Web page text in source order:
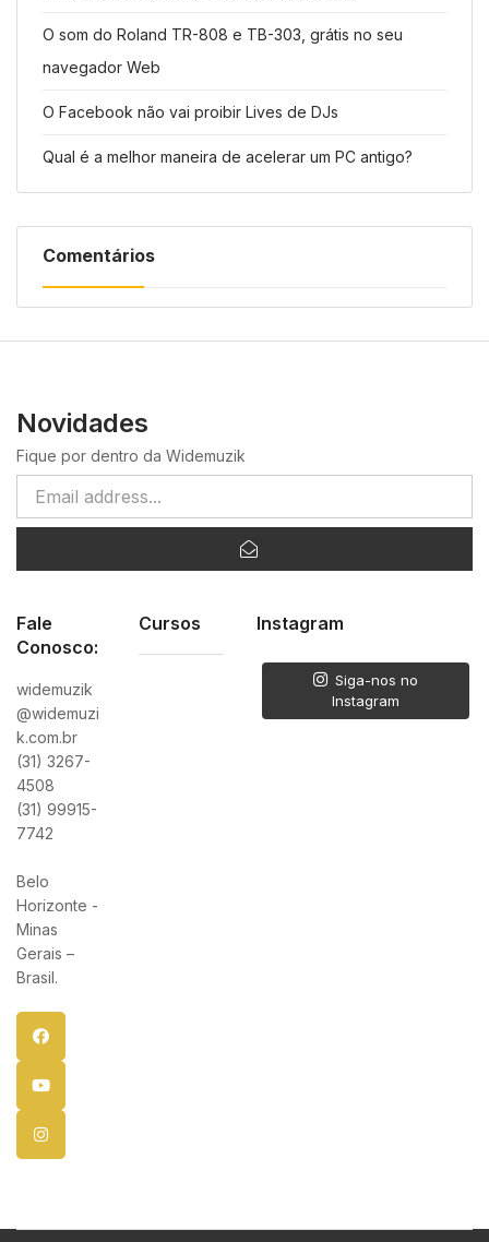
O som do Roland TR-808 e TB-303, grátis no seu
navegador Web
O Facebook não vai proibir Lives de DJs
Qual é a melhor maneira de acelerar um PC antigo?
Comentários
Novidades
Fique por dentro da Widemuzik
Fale
Conosco:
widemuzik
@widemuzi
k.com.br
(31) 3267-
4508
(31) 99915-
7742
Belo
Horizonte -
Minas
Gerais –
Brasil.
Cursos Instagram
Siga-nos no
Instagram